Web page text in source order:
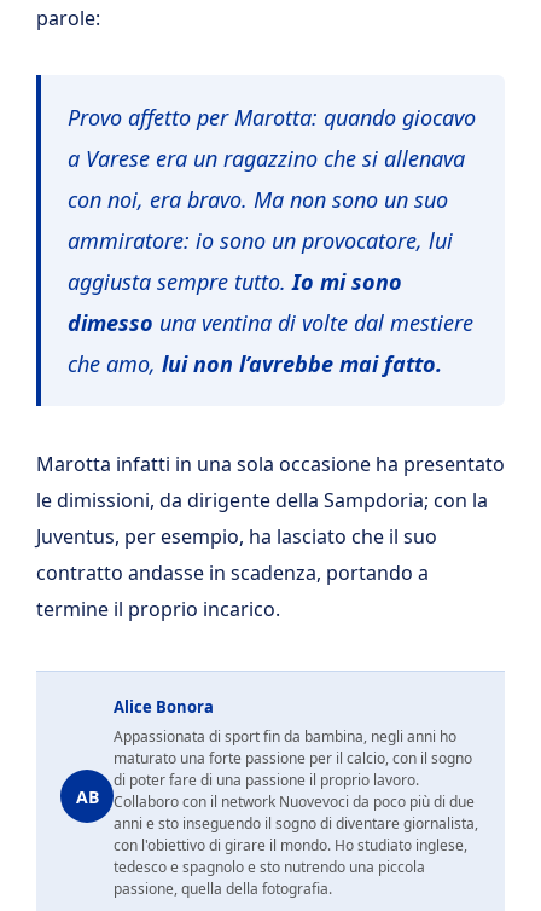
parole:
Provo affetto per Marotta: quando giocavo
a Varese era un ragazzino che si allenava
con noi, era bravo. Ma non sono un suo
ammiratore: io sono un provocatore, lui
aggiusta sempre tutto. Io mi sono
dimesso una ventina di volte dal mestiere
che amo, lui non l’avrebbe mai fatto.
Marotta infatti in una sola occasione ha presentato
le dimissioni, da dirigente della Sampdoria; con la
Juventus, per esempio, ha lasciato che il suo
contratto andasse in scadenza, portando a
termine il proprio incarico.
AB
Alice Bonora
Appassionata di sport fin da bambina, negli anni ho
maturato una forte passione per il calcio, con il sogno
di poter fare di una passione il proprio lavoro.
Collaboro con il network Nuovevoci da poco più di due
anni e sto inseguendo il sogno di diventare giornalista,
con l'obiettivo di girare il mondo. Ho studiato inglese,
tedesco e spagnolo e sto nutrendo una piccola
passione, quella della fotografia.